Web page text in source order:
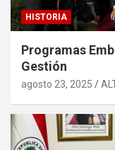
HISTORIA
Programas
Gestión
agosto 23, 2025